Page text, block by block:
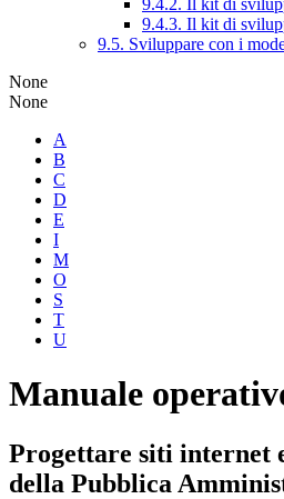
9.4.2. Il kit di
9.4.3. Il kit di
9.5. Sviluppare con i
None
None
A
B
C
D
E
I
M
O
S
T
U
Manuale
Progettare siti internet
della Pubblica